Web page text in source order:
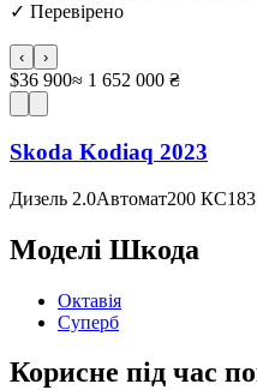
✓ Перевірено
‹ ›
$36 900≈ 1 652 000 ₴
Skoda Kodiaq 2023
Дизель 2.0Автомат200 КС
Моделі Шкода
Октавія
Суперб
Корисне під час